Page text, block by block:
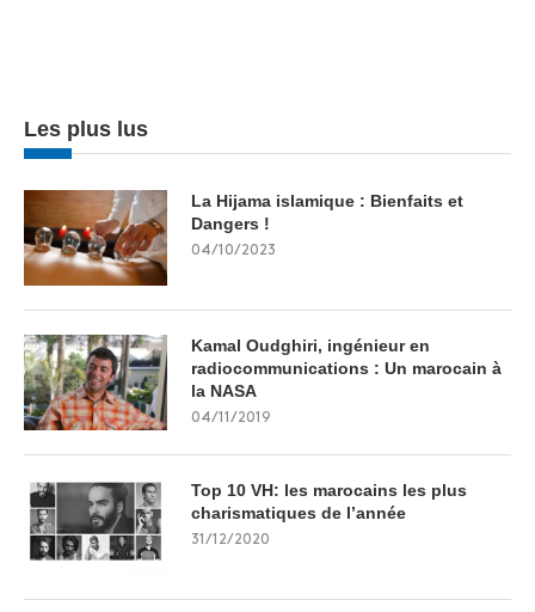
Les plus lus
La Hijama islamique : Bienfaits et
Dangers !
04/10/2023
Kamal Oudghiri, ingénieur en
radiocommunications : Un marocain à
la NASA
04/11/2019
Top 10 VH: les marocains les plus
charismatiques de l’année
31/12/2020